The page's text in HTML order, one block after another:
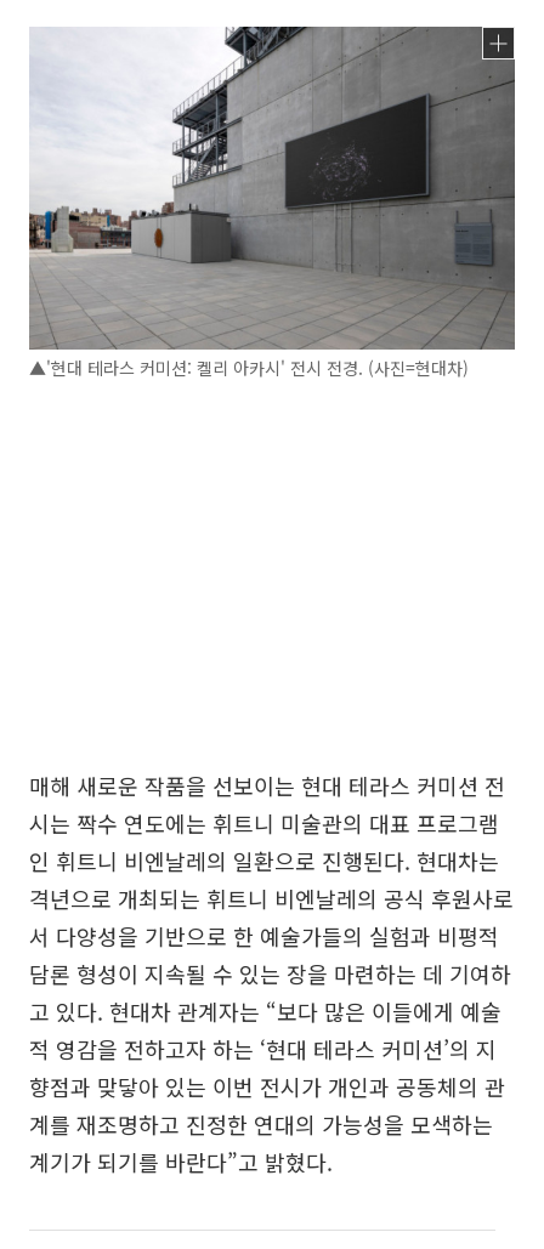
▲'현대 테라스 커미션: 켈리 아카시' 전시 전경. (사진=현대차)
매해 새로운 작품을 선보이는 현대 테라스 커미션 전
시는 짝수 연도에는 휘트니 미술관의 대표 프로그램
인 휘트니 비엔날레의 일환으로 진행된다. 현대차는
격년으로 개최되는 휘트니 비엔날레의 공식 후원사로
서 다양성을 기반으로 한 예술가들의 실험과 비평적
담론 형성이 지속될 수 있는 장을 마련하는 데 기여하
고 있다. 현대차 관계자는 “보다 많은 이들에게 예술
적 영감을 전하고자 하는 ‘현대 테라스 커미션’의 지
향점과 맞닿아 있는 이번 전시가 개인과 공동체의 관
계를 재조명하고 진정한 연대의 가능성을 모색하는
계기가 되기를 바란다”고 밝혔다.